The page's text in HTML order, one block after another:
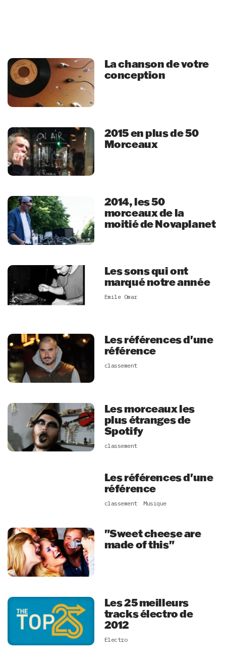
La chanson de votre
conception
2015 en plus de 50
Morceaux
2014, les 50
morceaux de la
moitié de Novaplanet
Les sons qui ont
marqué notre année
Emile Omar
Les références d'une
référence
classement
Les morceaux les
plus étranges de
Spotify
classement
Les références d'une
référence
classement Musique
"Sweet cheese are
made of this"
Les 25 meilleurs
tracks électro de
2012
Electro